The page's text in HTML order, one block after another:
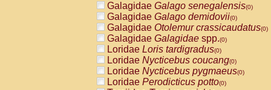
AtelidaeAlouattaspp.(0)
AtelidaeAteles belzebuth(0)
AtelidaeAteles geoffroyi(0)
AtelidaeAteles paniscus(0)
AtelidaeAtelesspp.(0)
AtelidaeLagothrix lagothricha(0)
AtelidaeLagothrix lagothricha cana
PitheciidaeCacajao calvus
Galagidae Galago senegalensis(0)
Galagidae Galago demidovii(0)
Galagidae Otolemur crassicaudatus(0)
Galagidae Galagidae spp.(0)
Loridae Loris tardigradus(0)
Loridae Nycticebus coucang(0)
Loridae Nycticebus pygmaeus(0)
Loridae Perodicticus potto(0)